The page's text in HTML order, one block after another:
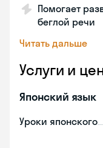
Помогает
беглой речи
Читать дальше
Услуги и
Японский язык
Уроки японского